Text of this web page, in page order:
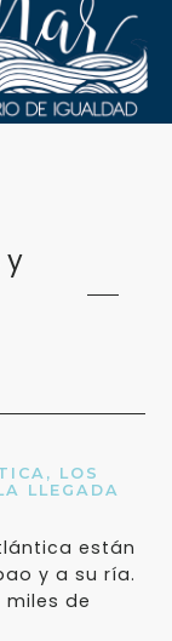
y
LOS
LLEGADA
están
y a su ría.
miles de